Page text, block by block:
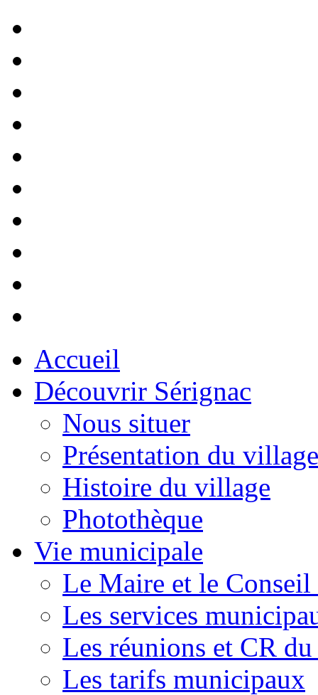
Accueil
Découvrir Sérignac
Nous situer
Présentation du village
Histoire du village
Photothèque
Vie municipale
Le Maire et le
Les services
Les réunions et CR
Les tarifs municipaux